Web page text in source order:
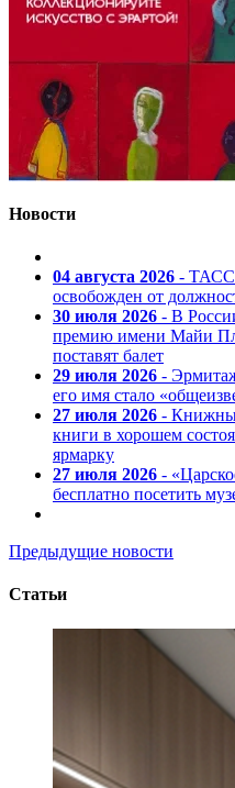
Новости
04 августа 2026 - ТАСС:
освобожден от
30 июля 2026 - В
премию имени Майи
поставят балет
29 июля 2026 -
его имя стало
27 июля 2026 -
книги в хорошем
ярмарку
27 июля 2026 -
бесплатно посетить
Предыдущие новости
Статьи